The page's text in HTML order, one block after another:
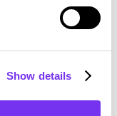
Show details